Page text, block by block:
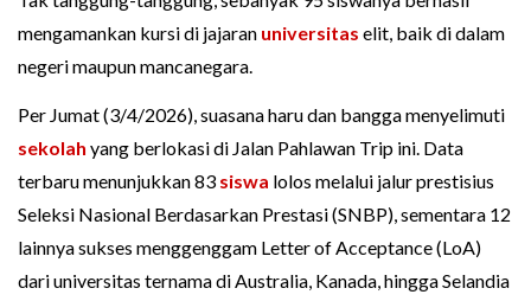
mengamankan kursi di jajaran universitas elit, baik di dalam
negeri maupun mancanegara.
Per Jumat (3/4/2026), suasana haru dan bangga menyelimuti
sekolah yang berlokasi di Jalan Pahlawan Trip ini. Data
terbaru menunjukkan 83 siswa lolos melalui jalur prestisius
Seleksi Nasional Berdasarkan Prestasi (SNBP), sementara 12
lainnya sukses menggenggam Letter of Acceptance (LoA)
dari universitas ternama di Australia, Kanada, hingga Selandia